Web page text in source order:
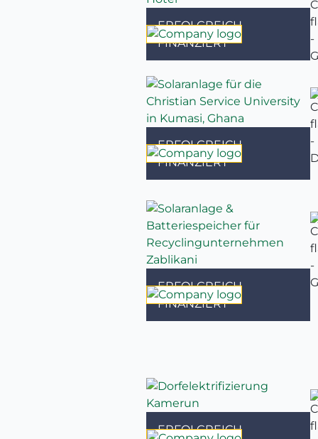
ERFOLGREICH
FINANZIERT
ERFOLGREICH
FINANZIERT
ERFOLGREICH
FINANZIERT
ERFOLGREICH